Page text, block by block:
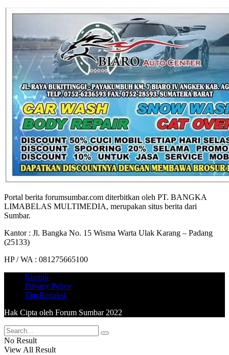
Portal berita forumsumbar.com diterbitkan oleh PT. BANGKA
LIMABELAS MULTIMEDIA, merupakan situs berita dari
Sumbar.
Kantor : Jl. Bangka No. 15 Wisma Warta Ulak Karang – Padang
(25133)
HP / WA : 081275665100
Kontak
Privacy Policy
Tim Redaksi
Hak Cipta oleh Forum Sumbar 2022
No Result
View All Result